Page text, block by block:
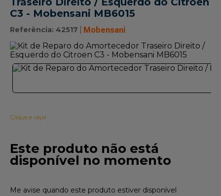
C3 - Mobensani MB6015
Referência: 42517 Mobensani
Clique e veja!
Este produto não está
disponível no momento